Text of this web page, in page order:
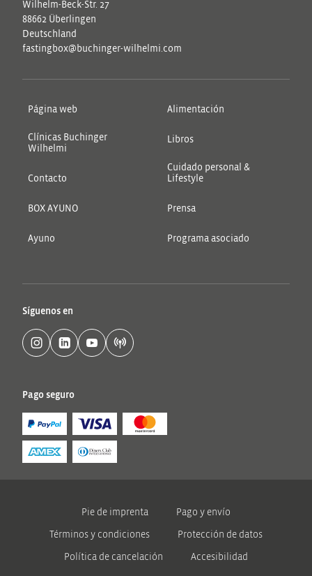
Wilhelm-Beck-Str. 27
88662 Überlingen
Deutschland
fastingbox@buchinger-wilhelmi.com
Página web
Clínicas Buchinger
Wilhelmi
Contacto
BOX AYUNO
Ayuno
Alimentación
Libros
Cuidado personal &
Lifestyle
Prensa
Programa asociado
Síguenos en
Pago seguro
Pie de imprenta Pago y envío
Términos y condiciones Protección de datos
Política de cancelación Accesibilidad